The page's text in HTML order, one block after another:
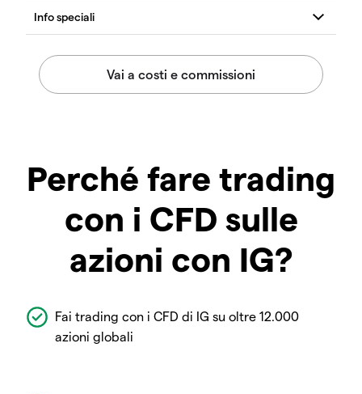
Perché fare trading
con i CFD sulle
azioni con IG?
Fai trading con i CFD di IG su oltre 12.000
azioni globali